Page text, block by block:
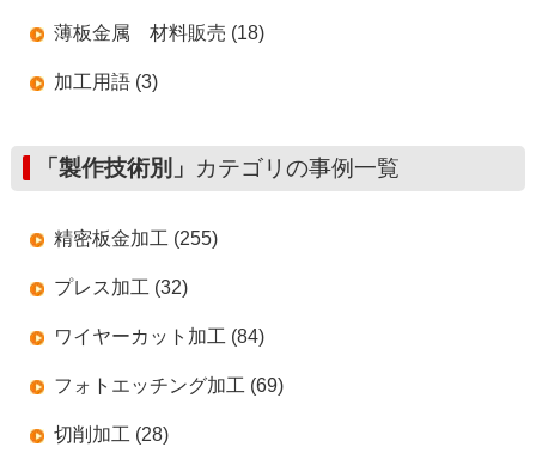
薄板金属 材料販売 (18)
加工用語 (3)
「製作技術別」 カテゴリの事例一覧
精密板金加工 (255)
プレス加工 (32)
ワイヤーカット加工 (84)
フォトエッチング加工 (69)
切削加工 (28)